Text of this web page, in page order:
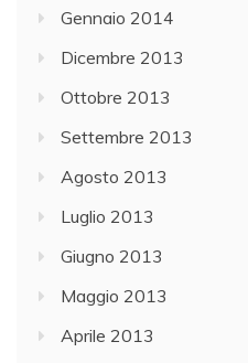
Gennaio 2014
Dicembre 2013
Ottobre 2013
Settembre 2013
Agosto 2013
Luglio 2013
Giugno 2013
Maggio 2013
Aprile 2013